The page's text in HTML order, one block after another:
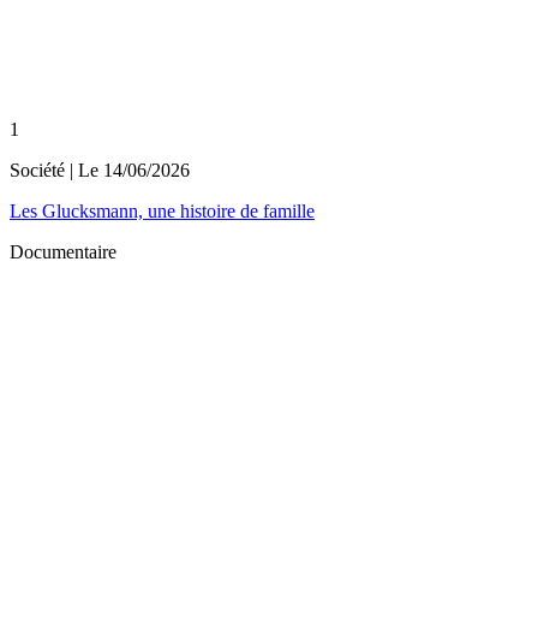
1
Société | Le 14/06/2026
Les Glucksmann, une histoire de famille
Documentaire